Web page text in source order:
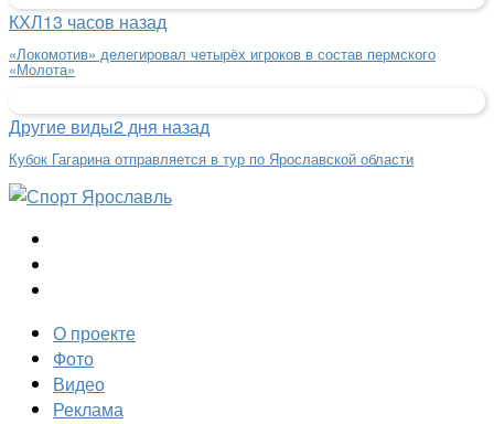
КХЛ13 часов назад
«Локомотив» делегировал четырёх игроков в состав пермского
«Молота»
Другие виды2 дня назад
Кубок Гагарина отправляется в тур по Ярославской области
О проекте
Фото
Видео
Реклама